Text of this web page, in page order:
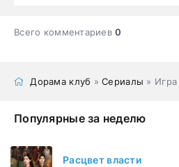
Всего комментариев0
Дорама клуб »Сериалы »
Популярные за неделю
Расцвет власти